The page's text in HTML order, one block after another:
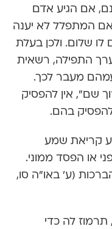
אם הגיע אדם
המתפלל לא יענה
לו שלום. ולכן בעלת
התפילה, רשאית
מעבר לכך.
שם”, אין להפסיק
בהם.
קריאת שמע
או הפסד ממוני.
(ע’ באו”ה סו,
לה כדי